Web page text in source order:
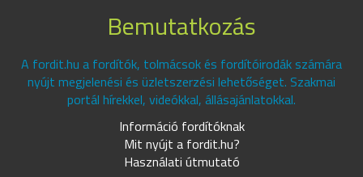
Bemutatkozás
A fordit.hu a fordítók, tolmácsok és fordítóirodák számára
nyújt megjelenési és üzletszerzési lehetőséget. Szakmai
portál hírekkel, videókkal, állásajánlatokkal.
Információ fordítóknak
Mit nyújt a fordit.hu?
Használati útmutató